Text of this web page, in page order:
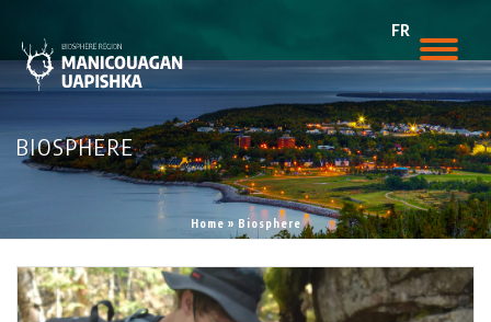
FR
BIOSPHERE
Home » Biosphere